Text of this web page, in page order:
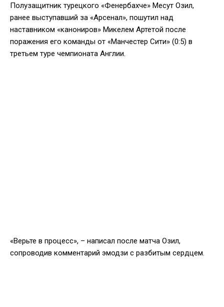
Полузащитник турецкого «Фенербахче» Месут Озил,
ранее выступавший за «Арсенал», пошутил над
наставником «канониров» Микелем Артетой после
поражения его команды от «Манчестер Сити» (0:5) в
третьем туре чемпионата Англии.
«Верьте в процесс», – написал после матча Озил,
сопроводив комментарий эмодзи с разбитым сердцем.